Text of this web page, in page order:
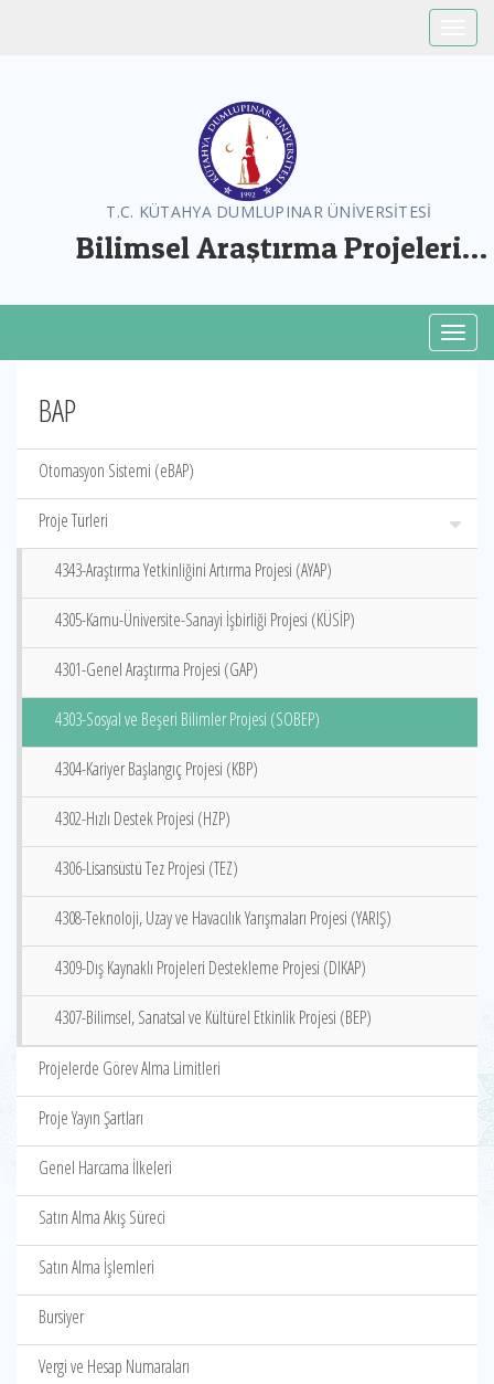
T.C. KÜTAHYA DUMLUPINAR ÜNİVERSİTESİ
Bilimsel Araştırma Projeleri
BAP
Otomasyon Sistemi (eBAP)
Proje Türleri
4343-Araştırma Yetkinliğini Artırma Projesi (AYAP)
4305-Kamu-Üniversite-Sanayi İşbirliği Projesi (KÜSİP)
4301-Genel Araştırma Projesi (GAP)
4303-Sosyal ve Beşeri Bilimler Projesi (SOBEP)
4304-Kariyer Başlangıç Projesi (KBP)
4302-Hızlı Destek Projesi (HZP)
4306-Lisansüstü Tez Projesi (TEZ)
4308-Teknoloji, Uzay ve Havacılık Yarışmaları Projesi (YARIŞ)
4309-Dış Kaynaklı Projeleri Destekleme Projesi (DIKAP)
4307-Bilimsel, Sanatsal ve Kültürel Etkinlik Projesi (BEP)
Projelerde Görev Alma Limitleri
Proje Yayın Şartları
Genel Harcama İlkeleri
Satın Alma Akış Süreci
Satın Alma İşlemleri
Bursiyer
Vergi ve Hesap Numaraları